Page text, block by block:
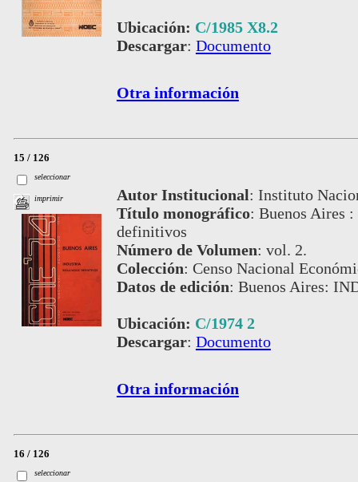
Ubicación: C/1985 X8.2
Descargar: Documento
Otra información
15 / 126
seleccionar
imprimir Autor Institucional: Instituto
Título monográfico: Buenos Aires
definitivos
Número de Volumen: vol. 2.
Colección: Censo Nacional
Datos de edición: Buenos Aires:
Ubicación: C/1974 2
Descargar: Documento
Otra información
16 / 126
seleccionar